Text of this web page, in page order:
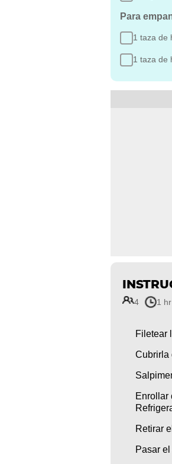
Para
1 taza de
1 taza de
4 1
Filetear
Cubrirla
Enrollar
Retirar
Pasar